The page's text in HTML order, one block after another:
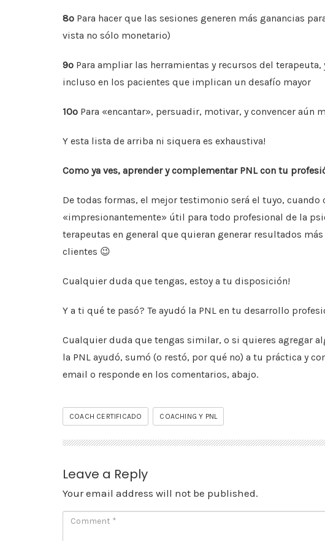
8º Para hacer que las sesiones generen más ganancias
vista no sólo monetario)
9º Para ampliar las herramientas y recursos del
incluso en los pacientes que implican un desafío mayor
10º Para «encantar», persuadir, motivar, y convencer aún
Y esta lista de arriba ni siquera es exhaustiva!
Como ya ves, aprender y complementar PNL con tu
De todas formas, el mejor testimonio será el tuyo, cuando
«impresionantemente» útil para todo profesional de la
terapeutas en general que quieran generar resultados
clientes 😉
Cualquier duda que tengas, estoy a tu disposición!
Y a ti qué te pasó? Te ayudó la PNL en tu desarrollo
Cualquier duda que tengas similar, o si quieres agregar
la PNL ayudó, sumó (o restó, por qué no) a tu práctica y
email o responde en los comentarios, abajo.
COACH CERTIFICADO COACHING Y PNL
Leave a Reply
Your email address will not be published.